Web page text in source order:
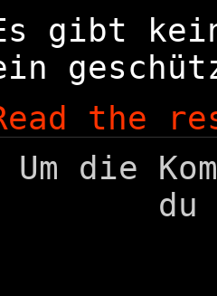
gibt
the
Um die
du